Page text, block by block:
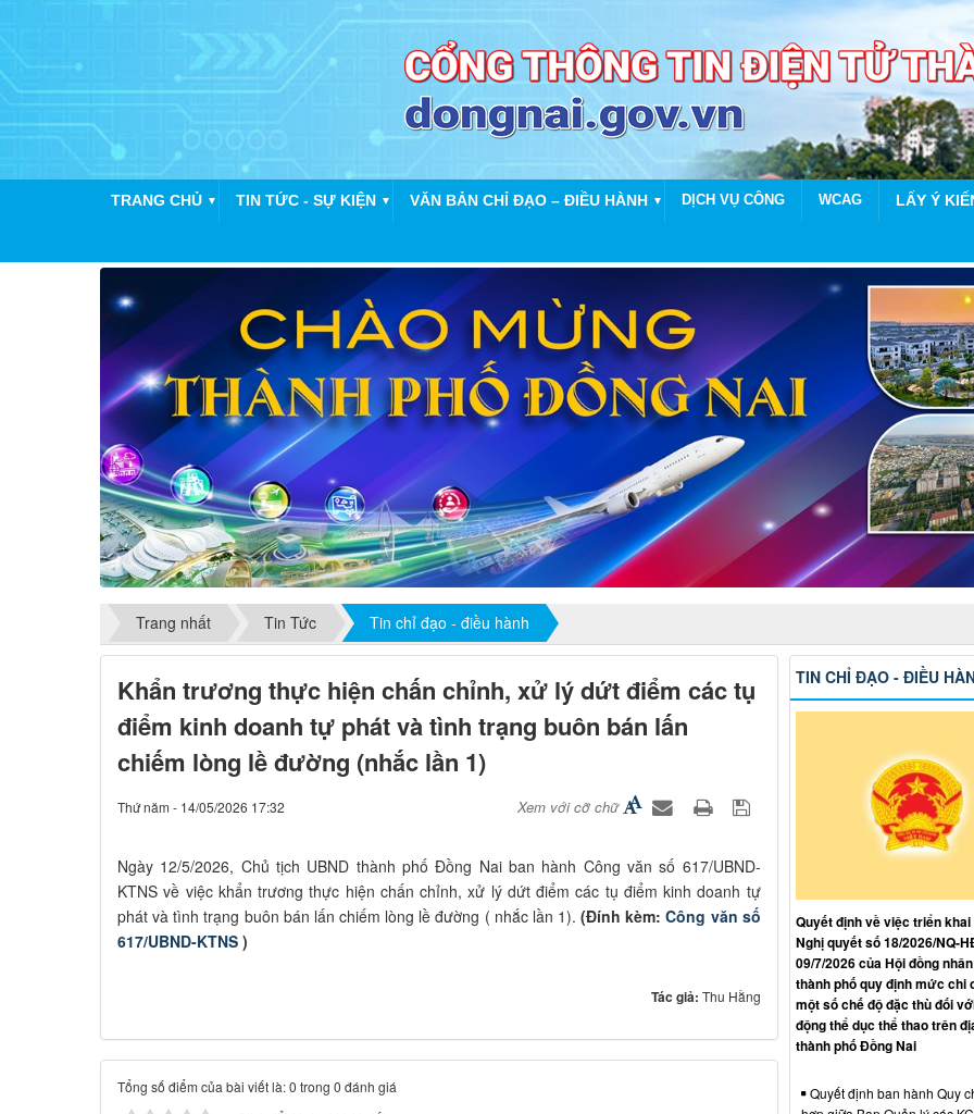
TRANG CHỦ ▼ TIN TỨC - SỰ KIỆN ▼ VĂN BẢN CHỈ ĐẠO – ĐIỀU HÀNH ▼ DỊCH VỤ CÔNG WCAG LẤY Ý
Trang nhất Tin Tức Tin chỉ đạo - điều hành
Khẩn trương thực hiện chấn chỉnh, xử lý dứt điểm các tụ
điểm kinh doanh tự phát và tình trạng buôn bán lấn
chiếm lòng lề đường (nhắc lần 1)
Thứ năm - 14/05/2026 17:32 Xem với cỡ chữ
Ngày 12/5/2026, Chủ tịch UBND thành phố Đồng Nai ban hành Công văn số 617/UBND-
KTNS về việc khẩn trương thực hiện chấn chỉnh, xử lý dứt điểm các tụ điểm kinh doanh tự
phát và tình trạng buôn bán lấn chiếm lòng lề đường ( nhắc lần 1).(Đính kèm:Công văn số
617/UBND-KTNS )
Tác giả: Thu Hằng
Tổng số điểm của bài viết là: 0 trong 0 đánh giá
TIN CHỈ ĐẠO - ĐIỀU
Quyết định về việc triển
Nghị quyết số 18/2026/NQ-
09/7/2026 của Hội đồng
thành phố quy định mức chi
một số chế độ đặc thù đối
động thể dục thể thao trên
thành phố Đồng Nai
Quyết định ban hành Quy